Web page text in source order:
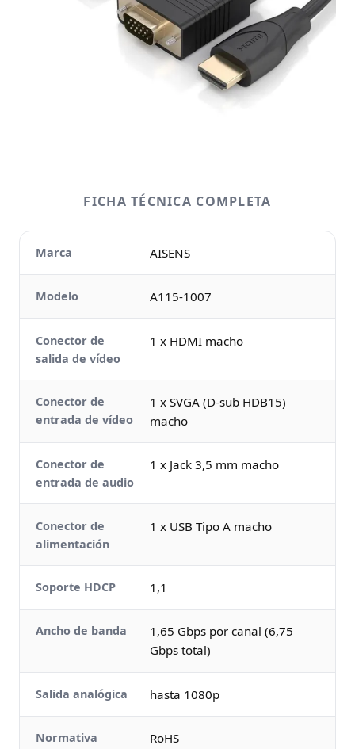
FICHA TÉCNICA COMPLETA
Marca AISENS
Modelo A115-1007
Conector de
salida de vídeo
1 x HDMI macho
Conector de
entrada de vídeo
1 x SVGA (D-sub HDB15)
macho
Conector de
entrada de audio
1 x Jack 3,5 mm macho
Conector de
alimentación
1 x USB Tipo A macho
Soporte HDCP 1,1
Ancho de banda
1,65 Gbps por canal (6,75
Gbps total)
Salida analógica hasta 1080p
Normativa RoHS